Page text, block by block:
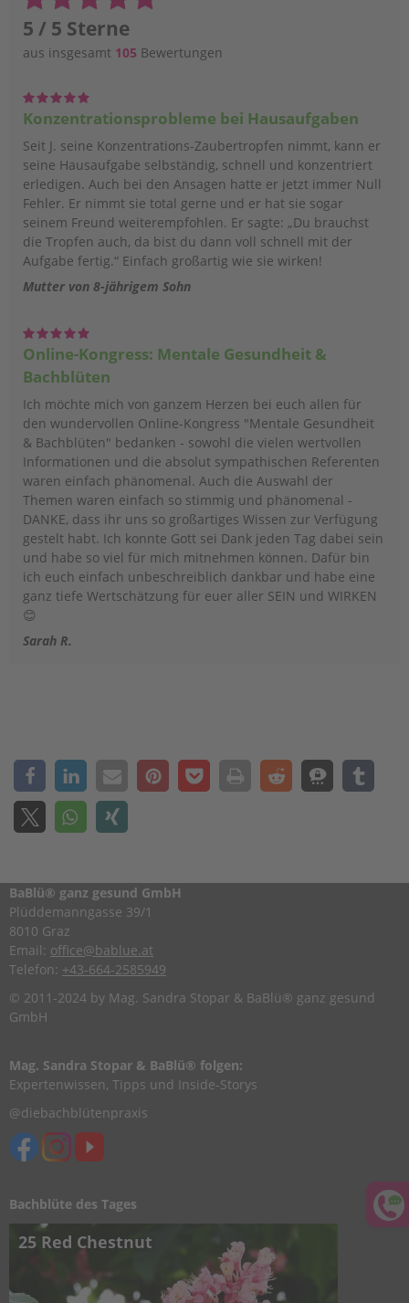
5 / 5 Sterne
aus insgesamt 105 Bewertungen
Konzentrationsprobleme bei Hausaufgaben
Seit J. seine Konzentrations-Zaubertropfen nimmt, kann er
seine Hausaufgabe selbständig, schnell und konzentriert
erledigen. Auch bei den Ansagen hatte er jetzt immer Null
Fehler. Er nimmt sie total gerne und er hat sie sogar
seinem Freund weiterempfohlen. Er sagte: „Du brauchst
die Tropfen auch, da bist du dann voll schnell mit der
Aufgabe fertig.“ Einfach großartig wie sie wirken!
Mutter von 8-jährigem Sohn
Online-Kongress: Mentale Gesundheit &
Bachblüten
Ich möchte mich von ganzem Herzen bei euch allen für
den wundervollen Online-Kongress "Mentale Gesundheit
& Bachblüten" bedanken - sowohl die vielen wertvollen
Informationen und die absolut sympathischen Referenten
waren einfach phänomenal. Auch die Auswahl der
Themen waren einfach so stimmig und phänomenal -
DANKE, dass ihr uns so großartiges Wissen zur Verfügung
gestelt habt. Ich konnte Gott sei Dank jeden Tag dabei sein
und habe so viel für mich mitnehmen können. Dafür bin
ich euch einfach unbeschreiblich dankbar und habe eine
ganz tiefe Wertschätzung für euer aller SEIN und WIRKEN
😊
Sarah R.
BaBlü® ganz gesund GmbH
Plüddemanngasse 39/1
8010 Graz
Email: office@bablue.at
Telefon: +43-664-2585949
© 2011-2024 by Mag. Sandra Stopar & BaBlü® ganz gesund
GmbH
Mag. Sandra Stopar & BaBlü® folgen:
Expertenwissen, Tipps und Inside-Storys
@diebachblütenpraxis
Bachblüte des Tages
25 Red Chestnut